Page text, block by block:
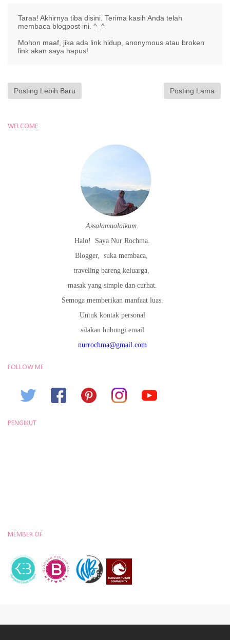
Taraa! Akhirnya tiba disini. Terima kasih Anda telah
membaca blogpost ini. ^_^
Mohon maaf, jika ada link hidup, anonymous atau broken
link akan saya hapus!
Posting Lebih Baru Posting Lama
WELCOME
Assalamualaikum.
Halo!
Saya Nur Rochma.
Blogger,
suka membaca,
traveling bareng keluarga,
masak yang simple dan curhat.
Semoga memberikan manfaat luas.
Untuk kontak personal
silakan hubungi email
nurrochma@gmail.com
FOLLOW ME
PENGIKUT
MEMBER OF